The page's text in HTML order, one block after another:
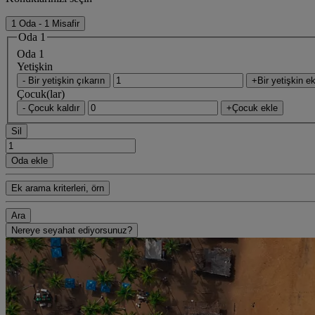
1 Oda - 1 Misafir
Oda 1
Oda 1
Yetişkin
- Bir yetişkin çıkarın +Bir yetişkin
Çocuk(lar)
- Çocuk kaldır +Çocuk ekle
Sil
Oda ekle
Ek arama kriterleri, örn
Ara
Nereye seyahat ediyorsunuz?